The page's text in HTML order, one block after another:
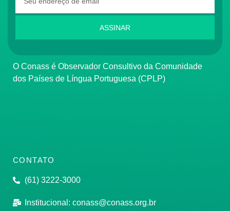
ASSINAR
O Conass é Observador Consultivo da Comunidade
dos Países de Língua Portuguesa (CPLP)
CONTATO
(61) 3222-3000
Institucional: conass@conass.org.br